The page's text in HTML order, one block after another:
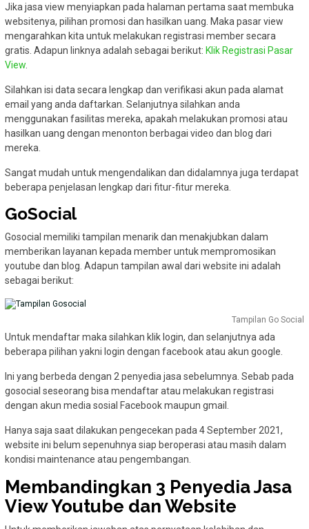
Jika jasa view menyiapkan pada halaman pertama saat membuka
websitenya, pilihan promosi dan hasilkan uang. Maka pasar view
mengarahkan kita untuk melakukan registrasi member secara
gratis. Adapun linknya adalah sebagai berikut: Klik Registrasi Pasar
View
Silahkan isi data secara lengkap dan verifikasi akun pada alamat
email yang anda daftarkan. Selanjutnya silahkan anda
menggunakan fasilitas mereka, apakah melakukan promosi atau
hasilkan uang dengan menonton berbagai video dan blog dari
mereka.
Sangat mudah untuk mengendalikan dan didalamnya juga terdapat
beberapa penjelasan lengkap dari fitur-fitur mereka.
GoSocial
Gosocial memiliki tampilan menarik dan menakjubkan dalam
memberikan layanan kepada member untuk mempromosikan
youtube dan blog. Adapun tampilan awal dari website ini adalah
sebagai berikut:
Tampilan Go Social
Untuk mendaftar maka silahkan klik login, dan selanjutnya ada
beberapa pilihan yakni login dengan facebook atau akun google.
Ini yang berbeda dengan 2 penyedia jasa sebelumnya. Sebab pada
gosocial seseorang bisa mendaftar atau melakukan registrasi
dengan akun media sosial Facebook maupun gmail.
Hanya saja saat dilakukan pengecekan pada 4 September 2021,
website ini belum sepenuhnya siap beroperasi atau masih dalam
kondisi maintenance atau pengembangan.
Membandingkan 3 Penyedia Jasa
View Youtube dan Website